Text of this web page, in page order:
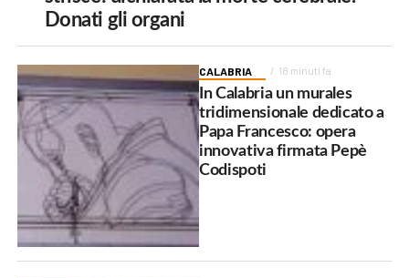
Donati gli organi
CALABRIA 18 minuti fa
In Calabria un murales
tridimensionale dedicato a
Papa Francesco: opera
innovativa firmata Pepè
Codispoti